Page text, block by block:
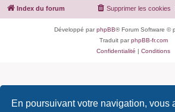
En poursuivant votre navigation, vous
Index du forum Supprimer les cookies
Développé parphpBB® Forum Software ©
Traduit parphpBB-fr.com
Confidentialité | Conditions